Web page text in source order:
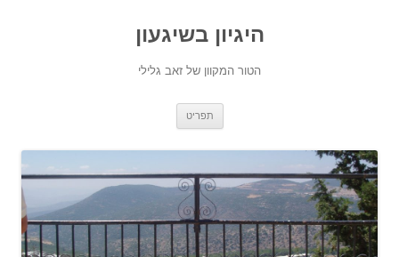
היגיון בשיגעון
הטור המקוון של זאב גלילי
תפריט